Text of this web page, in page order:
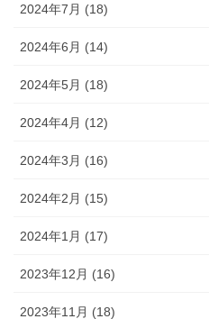
2024年7月 (18)
2024年6月 (14)
2024年5月 (18)
2024年4月 (12)
2024年3月 (16)
2024年2月 (15)
2024年1月 (17)
2023年12月 (16)
2023年11月 (18)